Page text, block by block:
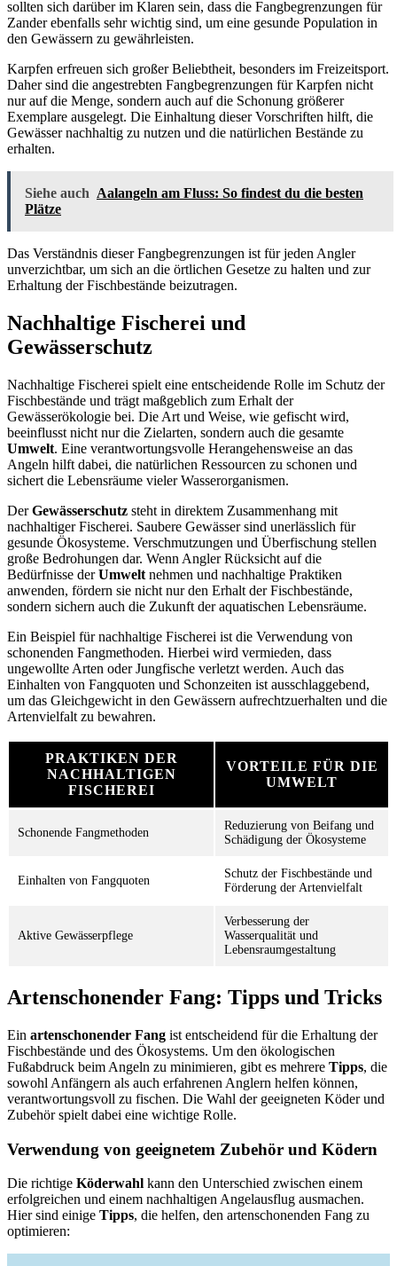
sollten sich darüber im Klaren sein, dass die Fangbegrenzungen für
Zander ebenfalls sehr wichtig sind, um eine gesunde Population in
den Gewässern zu gewährleisten.
Karpfen erfreuen sich großer Beliebtheit, besonders im Freizeitsport.
Daher sind die angestrebten Fangbegrenzungen für Karpfen nicht
nur auf die Menge, sondern auch auf die Schonung größerer
Exemplare ausgelegt. Die Einhaltung dieser Vorschriften hilft, die
Gewässer nachhaltig zu nutzen und die natürlichen Bestände zu
erhalten.
Siehe auch Aalangeln am Fluss: So findest du die besten
Plätze
Das Verständnis dieser Fangbegrenzungen ist für jeden Angler
unverzichtbar, um sich an die örtlichen Gesetze zu halten und zur
Erhaltung der Fischbestände beizutragen.
Nachhaltige Fischerei und
Gewässerschutz
Nachhaltige Fischerei spielt eine entscheidende Rolle im Schutz der
Fischbestände und trägt maßgeblich zum Erhalt der
Gewässerökologie bei. Die Art und Weise, wie gefischt wird,
beeinflusst nicht nur die Zielarten, sondern auch die gesamte
Umwelt. Eine verantwortungsvolle Herangehensweise an das
Angeln hilft dabei, die natürlichen Ressourcen zu schonen und
sichert die Lebensräume vieler Wasserorganismen.
DerGewässerschutz steht in direktem Zusammenhang mit
nachhaltiger Fischerei. Saubere Gewässer sind unerlässlich für
gesunde Ökosysteme. Verschmutzungen und Überfischung stellen
große Bedrohungen dar. Wenn Angler Rücksicht auf die
Bedürfnisse derUmwelt nehmen und nachhaltige Praktiken
anwenden, fördern sie nicht nur den Erhalt der Fischbestände,
sondern sichern auch die Zukunft der aquatischen Lebensräume.
Ein Beispiel für nachhaltige Fischerei ist die Verwendung von
schonenden Fangmethoden. Hierbei wird vermieden, dass
ungewollte Arten oder Jungfische verletzt werden. Auch das
Einhalten von Fangquoten und Schonzeiten ist ausschlaggebend,
um das Gleichgewicht in den Gewässern aufrechtzuerhalten und die
Artenvielfalt zu bewahren.
PRAKTIKEN DER
NACHHALTIGEN
FISCHEREI
VORTEILE FÜR DIE
UMWELT
Schonende Fangmethoden
Reduzierung von Beifang und
Schädigung der Ökosysteme
Einhalten von Fangquoten
Schutz der Fischbestände und
Förderung der Artenvielfalt
Aktive Gewässerpflege
Verbesserung der
Wasserqualität und
Lebensraumgestaltung
Artenschonender Fang: Tipps und Tricks
Ein artenschonender Fang ist entscheidend für die Erhaltung der
Fischbestände und des Ökosystems. Um den ökologischen
Fußabdruck beim Angeln zu minimieren, gibt es mehrere Tipps, die
sowohl Anfängern als auch erfahrenen Anglern helfen können,
verantwortungsvoll zu fischen. Die Wahl der geeigneten Köder und
Zubehör spielt dabei eine wichtige Rolle.
Verwendung von geeignetem Zubehör und Ködern
Die richtige Köderwahl kann den Unterschied zwischen einem
erfolgreichen und einem nachhaltigen Angelausflug ausmachen.
Hier sind einige Tipps, die helfen, den artenschonenden Fang zu
optimieren: